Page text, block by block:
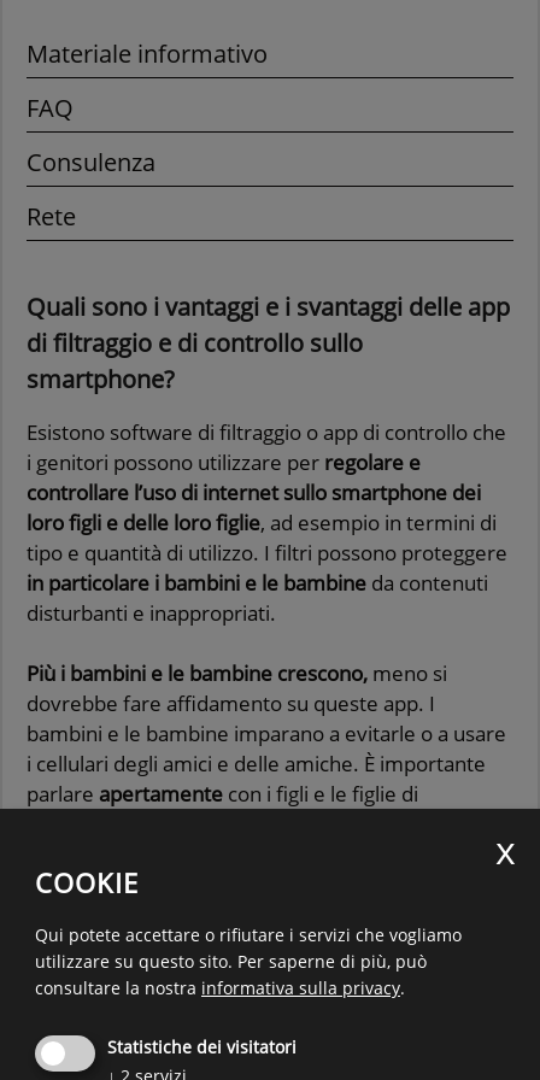
Materiale informativo
FAQ
Consulenza
Rete
Quali sono i vantaggi e i svantaggi delle app
di filtraggio e di controllo sullo
smartphone?
Esistono software di filtraggio o app di controllo che
i genitori possono utilizzare per regolare e
controllare l’uso di internet sullo smartphone dei
loro figli e delle loro figlie, ad esempio in termini di
tipo e quantità di utilizzo. I filtri possono proteggere
in particolare i bambini e le bambine da contenuti
disturbanti e inappropriati.
Più i bambini e le bambine crescono, meno si
dovrebbe fare affidamento su queste app. I
bambini e le bambine imparano a evitarle o a usare
i cellulari degli amici e delle amiche. È importante
parlare apertamente con i figli e le figlie di
contenuti problematici
Le app di controllonon offrono una protezione al
cento per cento.Non sostituiscono la guida dei
insieme che sono l’unico modo per avere una
COOKIE
Qui potete accettare o rifiutare i servizi che vogliamo
utilizzare su questo sito. Per saperne di più, può
consultare la nostra informativa sulla privacy.
Statistiche dei visitatori